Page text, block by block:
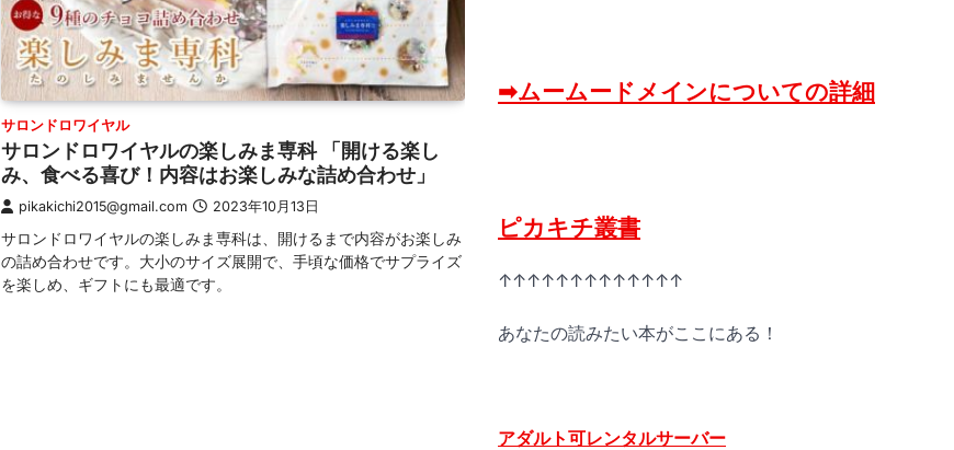
サロンドロワイヤル
サロンドロワイヤルの楽しみま専科 「開ける楽し
み、食べる喜び！内容はお楽しみな詰め合わせ」
pikakichi2015@gmail.com 2023年10月13日
サロンドロワイヤルの楽しみま専科は、開けるまで内容がお楽しみ
の詰め合わせです。大小のサイズ展開で、手頃な価格でサプライズ
を楽しめ、ギフトにも最適です。
➡ムームードメインについての詳細
ピカキチ叢書
↑↑↑↑↑↑↑↑↑↑↑↑↑
あなたの読みたい本がここにある！
アダルト可レンタルサーバー